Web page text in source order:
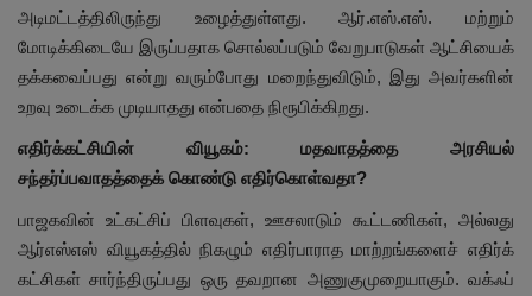
அடிமட்டத்திலிருந்து உழைத்துள்ளது. ஆர்.எஸ்.எஸ். மற்றும்
மோடிக்கிடையே இருப்பதாக சொல்லப்படும் வேறுபாடுகள் ஆட்சியைக்
தக்கவைப்பது என்று வரும்போது மறைந்துவிடும், இது அவர்களின்
உறவு உடைக்க முடியாதது என்பதை நிரூபிக்கிறது.
எதிர்க்கட்சியின் வியூகம்: மதவாதத்தை அரசியல்
சந்தர்ப்பவாதத்தைக் கொண்டு எதிர்கொள்வதா?
பாஜகவின் உட்கட்சிப் பிளவுகள், ஊசலாடும் கூட்டணிகள், அல்லது
ஆர்எஸ்எஸ் வியூகத்தில் நிகழும் எதிர்பாராத மாற்றங்களைச் எதிர்க்
கட்சிகள் சார்ந்திருப்பது ஒரு தவறான அணுகுமுறையாகும். வக்ஃப்